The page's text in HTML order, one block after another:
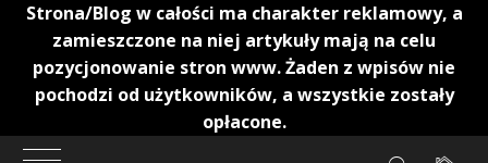
Strona/Blog w całości ma charakter reklamowy, a
zamieszczone na niej artykuły mają na celu
pozycjonowanie stron www. Żaden z wpisów nie
pochodzi od użytkowników, a wszystkie zostały
opłacone.